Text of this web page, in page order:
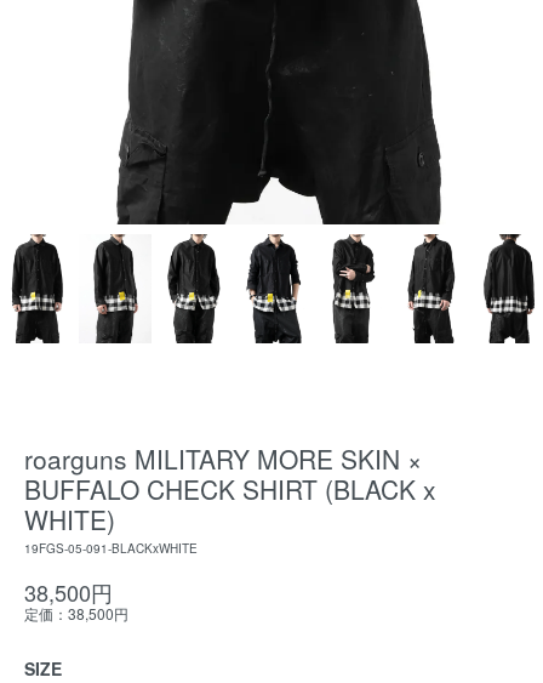
roarguns MILITARY MORE SKIN ×
BUFFALO CHECK SHIRT (BLACK x
WHITE)
19FGS-05-091-BLACKxWHITE
38,500円
定価：38,500円
SIZE